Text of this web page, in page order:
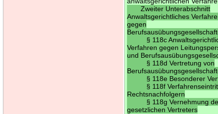
Zweiter Unterabschnitt
Anwaltsgerichtliches
gegen
§ 118c
Verfahren gegen
und
§ 118d Vertretung von
§ 118e Besonderer
§ 118f
Rechtsnachfolgern
§ 118g Vernehmung
gesetzlichen Vertreters